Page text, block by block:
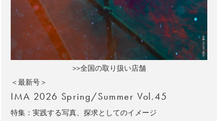
>>全国の取り扱い店舗
＜最新号＞
IMA 2026 Spring/Summer Vol.45
特集：実践する写真、探求としてのイメージ